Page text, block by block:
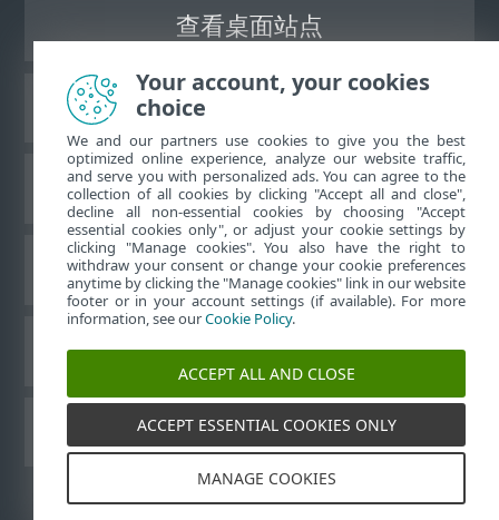
查看桌面站点
ESET 知识库
ESET 论坛
区域支持
管理 Cookie
其他 ESET 产品
©1992-2026ESET, spol. s r.o. - 保留所有权利。
Your account, your cookies
choice
We and our partners use cookies to give you the best
optimized online experience, analyze our website traffic,
and serve you with personalized ads. You can agree to the
collection of all cookies by clicking "Accept all and close",
decline all non-essential cookies by choosing "Accept
essential cookies only", or adjust your cookie settings by
clicking "Manage cookies". You also have the right to
withdraw your consent or change your cookie preferences
anytime by clicking the "Manage cookies" link in our website
footer or in your account settings (if available). For more
information, see ourCookie Policy.
ACCEPT ALL AND CLOSE
ACCEPT ESSENTIAL COOKIES ONLY
MANAGE COOKIES